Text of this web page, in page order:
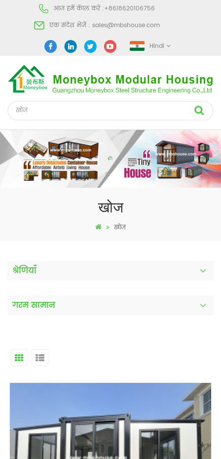
आज हमें कॅाल करें :+8618620106756
एक संदेश भेजें : sales@mbshouse.com
Hindi
खोज
खोज
श्रेणियाँ
गरम सामान